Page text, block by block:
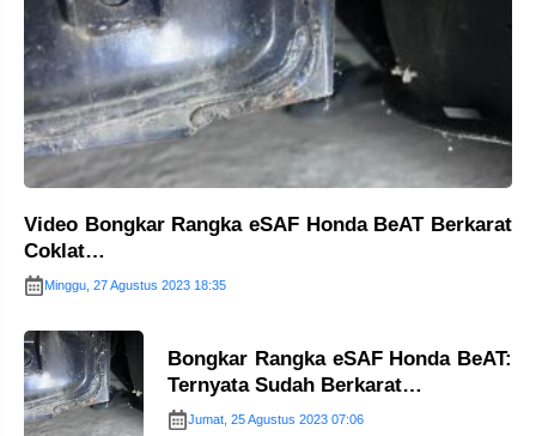
Video Bongkar Rangka eSAF Honda BeAT Berkarat
Coklat…
Minggu, 27 Agustus 2023 18:35
Bongkar Rangka eSAF Honda BeAT:
Ternyata Sudah Berkarat…
Jumat, 25 Agustus 2023 07:06